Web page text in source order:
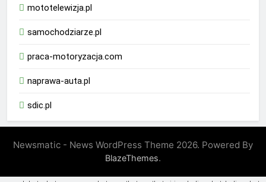
mototelewizja.pl
samochodziarze.pl
praca-motoryzacja.com
naprawa-auta.pl
sdic.pl
Newsmatic - News WordPress Theme 2026. Powered By
BlazeThemes.